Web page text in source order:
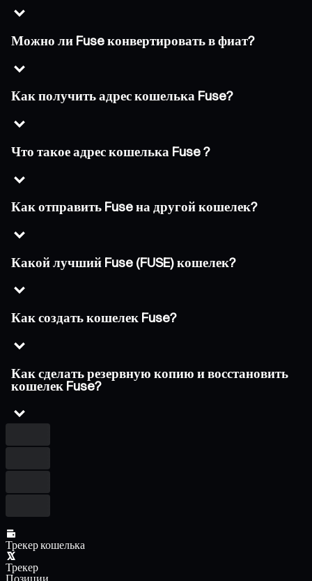
Можно ли Fuse конвертировать в фиат?
Как получить адрес кошелька Fuse?
Что такое адрес кошелька Fuse ?
Как отправить Fuse на другой кошелек?
Какой лучший Fuse (FUSE) кошелек?
Как создать кошелек Fuse?
Как сделать резервную копию и восстановить
кошелек Fuse?
Трекер кошелька
Трекер